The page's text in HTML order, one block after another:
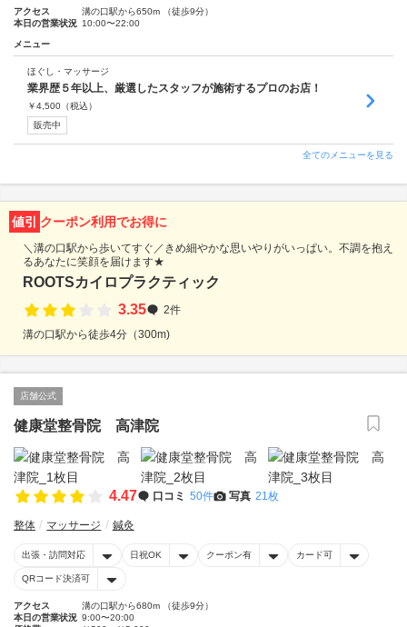
アクセス
溝の口駅から650m （徒歩9分）
本日の営業状況 10:00〜22:00
メニュー
ほぐし・マッサージ
業界歴５年以上、厳選したスタッフが施術するプロのお店！
￥4,500 （税込）
販売中
全てのメニューを見る
値引 クーポン利用でお得に
＼溝の口駅から歩いてすぐ／きめ細やかな思いやりがいっぱい。不調を抱え
るあなたに笑顔を届けます★
ROOTSカイロプラクティック
3.35
2件
溝の口駅から徒歩4分（300m)
店舗公式
健康堂整骨院 高津院
4.47 口コミ 50件 写真 21枚
整体 マッサージ 鍼灸
出張・訪問対応 日祝OK クーポン有 カード可
QRコード決済可
アクセス
溝の口駅から680m （徒歩9分）
本日の営業状況 9:00〜20:00